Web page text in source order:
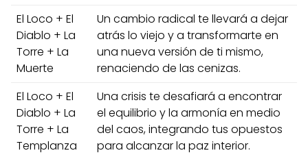
El Loco + El
Diablo + La
Torre + La
Muerte
Un cambio radical te llevará a dejar
atrás lo viejo y a transformarte en
una nueva versión de ti mismo,
renaciendo de las cenizas.
El Loco + El
Diablo + La
Torre + La
Templanza
Una crisis te desafiará a encontrar
el equilibrio y la armonía en medio
del caos, integrando tus opuestos
para alcanzar la paz interior.